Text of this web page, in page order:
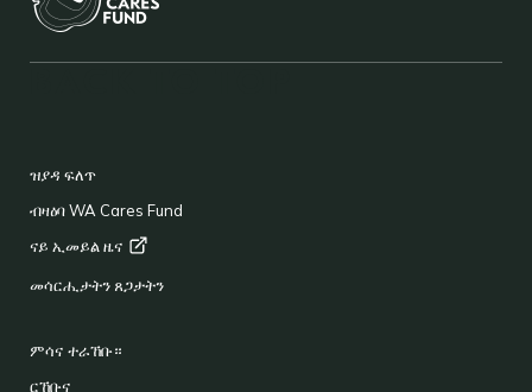
ዝያዳ ፍለጥ
ብዛዕባ WA Cares Fund
ናይ ኢመይልዜና
መሳርሒታትን ጸጋታትን
ምሳና ተራኸቡ።
ርኸቡና